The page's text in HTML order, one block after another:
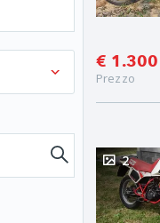
€ 1.300
Prezzo
2